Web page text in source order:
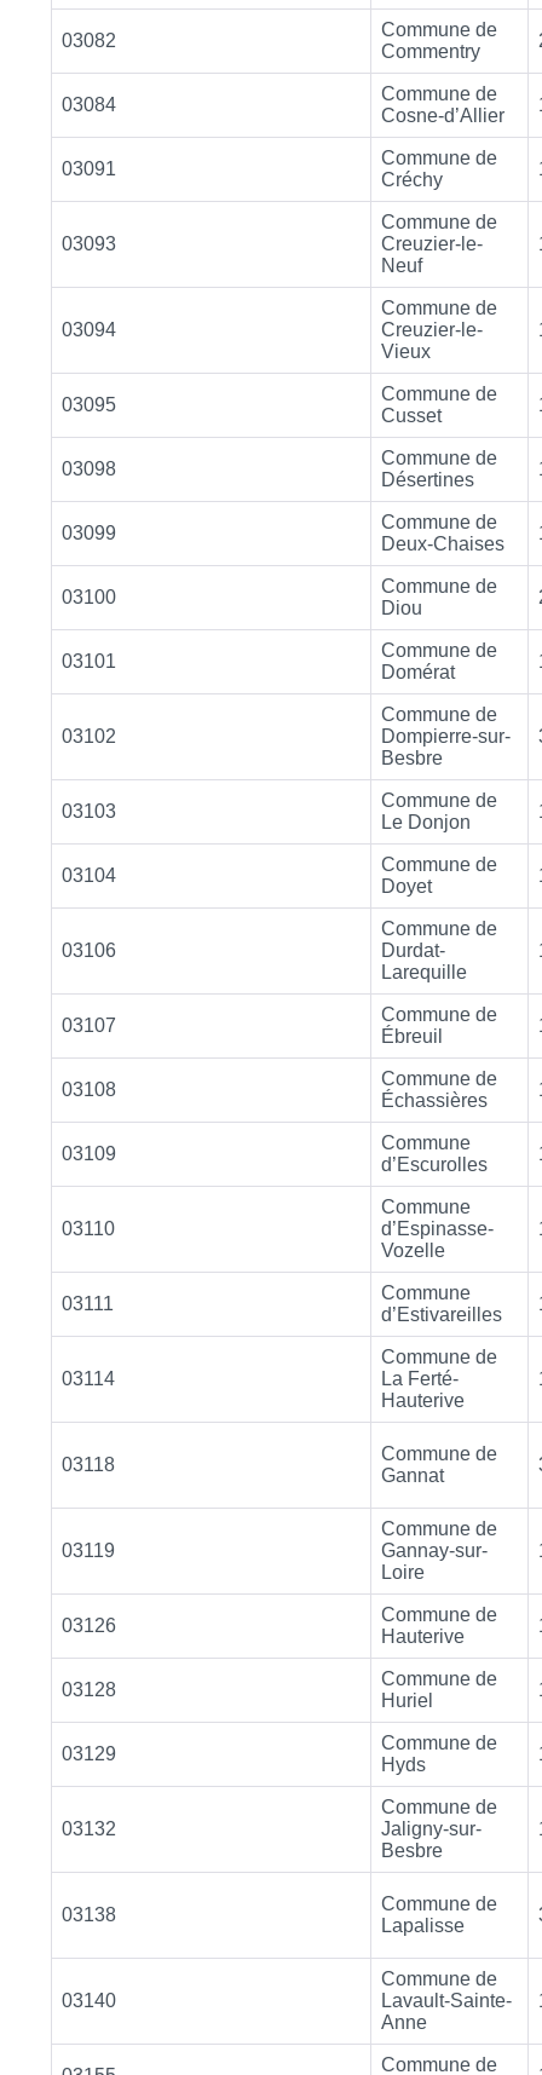
03082
Commune de
Commentry
03084
Commune de
Cosne-d’Allier
03091
Commune de
Créchy
03093
Commune de
Creuzier-le-
Neuf
03094
Commune de
Creuzier-le-
Vieux
03095
Commune de
Cusset
03098
Commune de
Désertines
03099
Commune de
Deux-Chaises
03100
Commune de
Diou
03101
Commune de
Domérat
03102
Commune de
Dompierre-sur-
Besbre
03103
Commune de
Le Donjon
03104
Commune de
Doyet
03106
Commune de
Durdat-
Larequille
03107
Commune de
Ébreuil
03108
Commune de
Échassières
03109
Commune
d’Escurolles
03110
Commune
d’Espinasse-
Vozelle
03111
Commune
d’Estivareilles
03114
Commune de
La Ferté-
Hauterive
03118
Commune de
Gannat
03119
Commune de
Gannay-sur-
Loire
03126
Commune de
Hauterive
03128
Commune de
Huriel
03129
Commune de
Hyds
03132
Commune de
Jaligny-sur-
Besbre
03138
Commune de
Lapalisse
03140
Commune de
Lavault-Sainte-
Anne
Commune de